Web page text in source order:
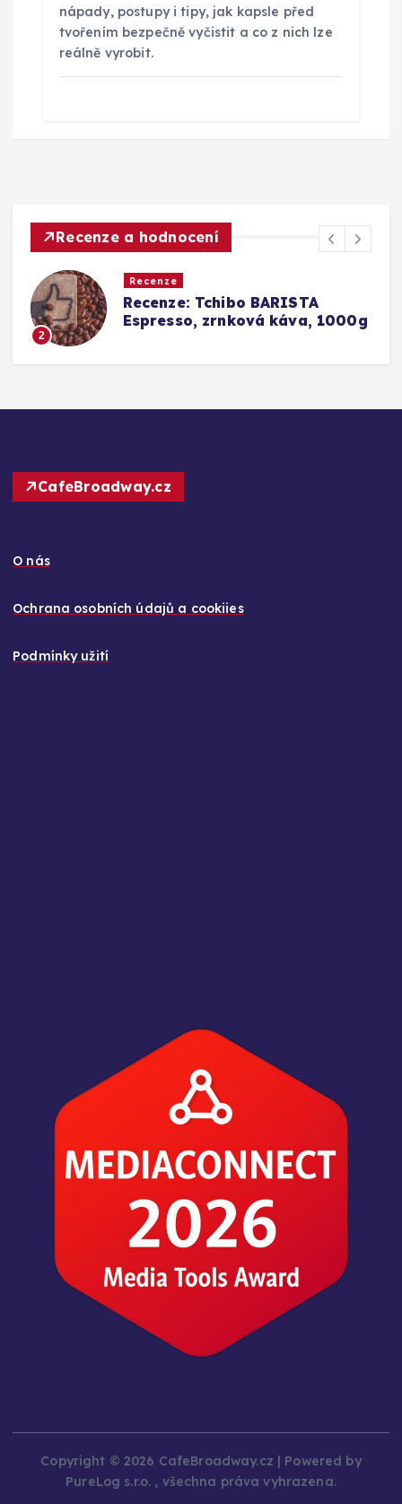
nápady, postupy i tipy, jak kapsle před
tvořením bezpečně vyčistit a co z nich lze
reálně vyrobit.
Recenze a hodnocení
2
Recenze
Recenze: Tchibo BARISTA
Espresso, zrnková káva, 1000g
CafeBroadway.cz
O nás
Ochrana osobních údajů a cookiies
Podmínky užití
Copyright © 2026 CafeBroadway.cz | Powered by
PureLog s.r.o. , všechna práva vyhrazena.